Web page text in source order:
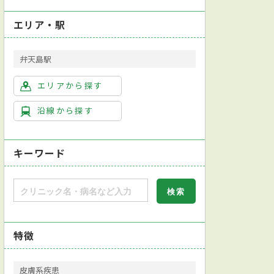
エリア・駅
弁天島駅
エリアから探す
沿線から探す
キーワード
特徴
皮膚系疾患